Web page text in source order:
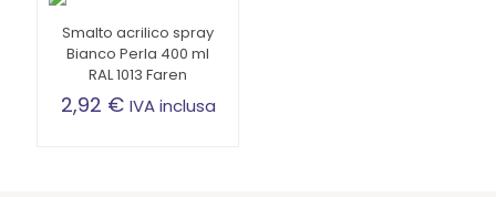
Smalto acrilico spray
Bianco Perla 400 ml
RAL 1013 Faren
2,92 € IVA inclusa